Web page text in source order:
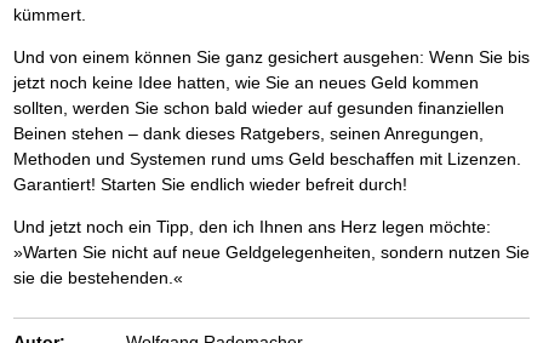
kümmert.
Und von einem können Sie ganz gesichert ausgehen: Wenn Sie bis
jetzt noch keine Idee hatten, wie Sie an neues Geld kommen
sollten, werden Sie schon bald wieder auf gesunden finanziellen
Beinen stehen – dank dieses Ratgebers, seinen Anregungen,
Methoden und Systemen rund ums Geld beschaffen mit Lizenzen.
Garantiert! Starten Sie endlich wieder befreit durch!
Und jetzt noch ein Tipp, den ich Ihnen ans Herz legen möchte:
»Warten Sie nicht auf neue Geldgelegenheiten, sondern nutzen Sie
sie die bestehenden.«